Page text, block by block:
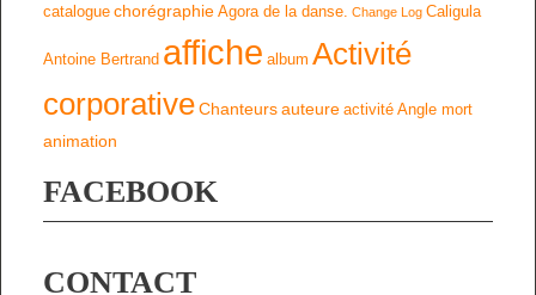
catalogue chorégraphie Agora de la danse. Change Log Caligula
Antoine Bertrand affiche album Activité
corporativeChanteursauteure activité Angle mort
animation
FACEBOOK
CONTACT